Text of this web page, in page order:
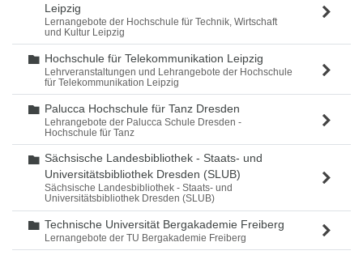
Leipzig
Lernangebote der Hochschule für Technik, Wirtschaft
und Kultur Leipzig
Ordner
Hochschule für Telekommunikation Leipzig
Lehrveranstaltungen und Lehrangebote der Hochschule
für Telekommunikation Leipzig
Ordner
Palucca Hochschule für Tanz Dresden
Lehrangebote der Palucca Schule Dresden -
Hochschule für Tanz
Ordner
Sächsische Landesbibliothek - Staats- und
Universitätsbibliothek Dresden (SLUB)
Sächsische Landesbibliothek - Staats- und
Universitätsbibliothek Dresden (SLUB)
Ordner
Technische Universität Bergakademie Freiberg
Lernangebote der TU Bergakademie Freiberg